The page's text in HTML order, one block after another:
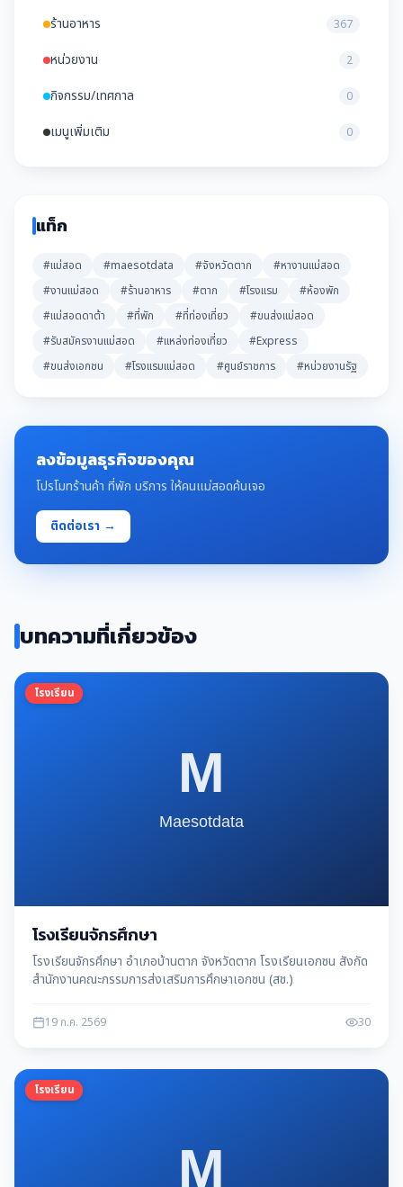
ร้านอาหาร 367
หน่วยงาน 2
กิจกรรม/เทศกาล 0
เมนูเพิ่มเติม 0
แท็ก
#แม่สอด #maesotdata #จังหวัดตาก
#หางานแม่สอด
#งานแม่สอด
#ร้านอาหาร #ตาก #โรงแรม
#ห้องพัก
#แม่สอดดาต้า
#ที่พัก #ที่ท่องเที่ยว
#ขนส่งแม่สอด
#รับสมัครงานแม่สอด
#แหล่งท่องเที่ยว
#Express
#ขนส่งเอกชน
#โรงแรมแม่สอด #ศูนย์ราชการ #หน่วยงานรัฐ
ลงข้อมูลธุรกิจของคุณ
โปรโมทร้านค้า ที่พัก บริการ ให้คนแม่สอดค้นเจอ
ติดต่อเรา →
บทความที่เกี่ยวข้อง
โรงเรียน
โรงเรียนจักรศึกษา
โรงเรียนจักรศึกษา อำเภอบ้านตาก จังหวัดตาก โรงเรียนเอกชน สังกัด
สำนักงานคณะกรรมการส่งเสริมการศึกษาเอกชน (สช.)
19 ก.ค. 2569 30
โรงเรียน